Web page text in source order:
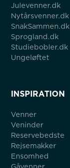
Julevenner.dk
Nytårsvenner.dk
SnakSammen.dk
Sprogland.dk
Studiebobler.dk
Ungeløftet
INSPIRATION
Venner
Veninder
Reservebedste
Rejsemakker
Ensomhed
Gåvenner